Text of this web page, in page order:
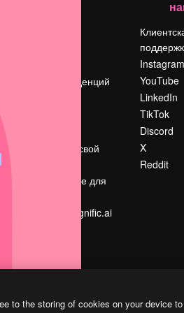
Поиск тенденций
Продайте свой
Помещение для
Ищете magnific.ai
Instagram
YouTube
LinkedIn
TikTok
Discord
X
Reddit
to the storing of cookies on your device